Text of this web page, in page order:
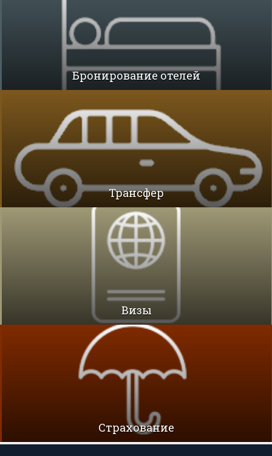
Бронирование отелей
Трансфер
Визы
Cтрахование